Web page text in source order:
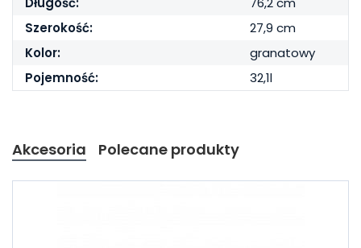
Szerokość:
27,9 cm
Kolor:
granatowy
Pojemność:
32,1l
Akcesoria Polecane produkty